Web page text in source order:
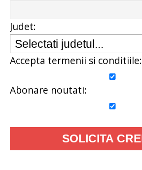
Judet:
Accepta termenii si conditiile:
Abonare noutati: